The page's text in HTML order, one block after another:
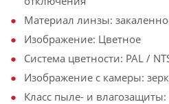
Материал линзы:
Изображение: Цветное
Система цветности: PAL /
Изображение с камеры:
Класс пыле- и влагозащиты: